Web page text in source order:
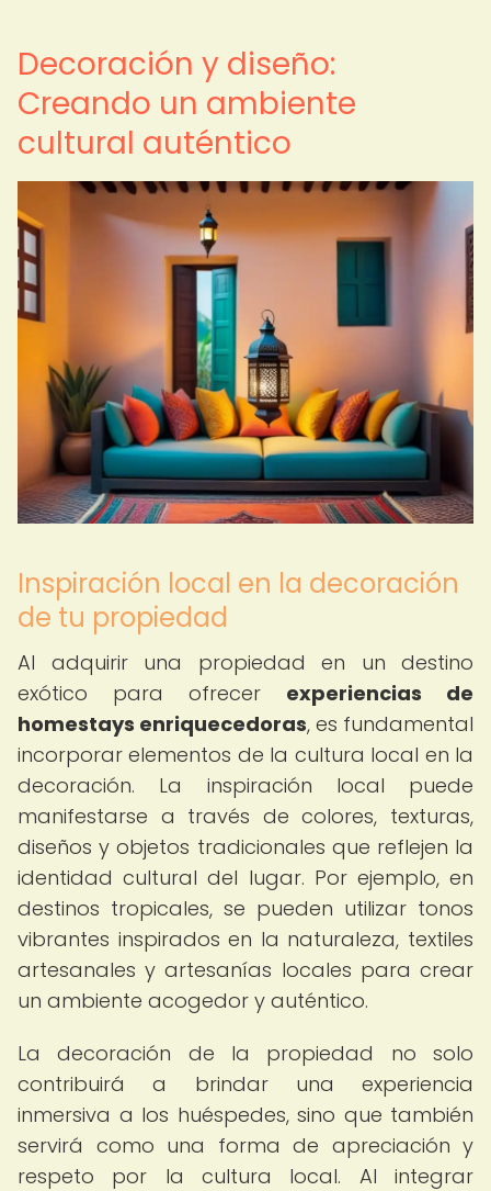
Decoración y diseño:
Creando un ambiente
cultural auténtico
Inspiración local en la decoración
de tu propiedad
Al adquirir una propiedad en un destino
exótico para ofrecer experiencias de
homestays enriquecedoras, es fundamental
incorporar elementos de la cultura local en la
decoración. La inspiración local puede
manifestarse a través de colores, texturas,
diseños y objetos tradicionales que reflejen la
identidad cultural del lugar. Por ejemplo, en
destinos tropicales, se pueden utilizar tonos
vibrantes inspirados en la naturaleza, textiles
artesanales y artesanías locales para crear
un ambiente acogedor y auténtico.
La decoración de la propiedad no solo
contribuirá a brindar una experiencia
inmersiva a los huéspedes, sino que también
servirá como una forma de apreciación y
respeto por la cultura local. Al integrar